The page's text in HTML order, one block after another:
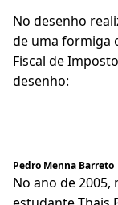
No desenho
de uma formiga
Fiscal de
desenho:
Créditos:
Pedro Menna Barreto
No ano de